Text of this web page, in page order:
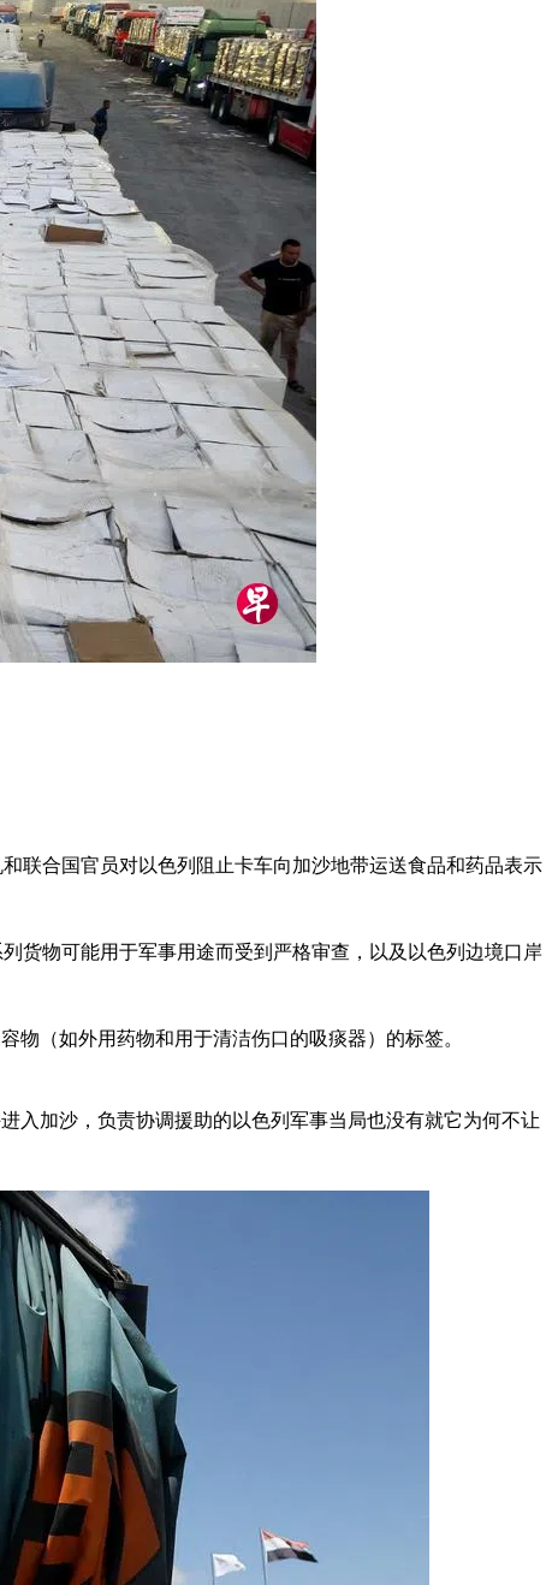
联合国官员对以色列阻止卡车向加沙地带运送食品和药品表示
货物可能用于军事用途而受到严格审查，以及以色列边境口岸
物（如外用药物和用于清洁伤口的吸痰器）的标签。
入加沙，负责协调援助的以色列军事当局也没有就它为何不让